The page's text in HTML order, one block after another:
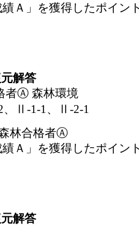
」を獲得したポイン
解答
Ⓐ 森林環境
1-1、Ⅱ-2-1
林合格者Ⓐ
」を獲得したポイン
解答